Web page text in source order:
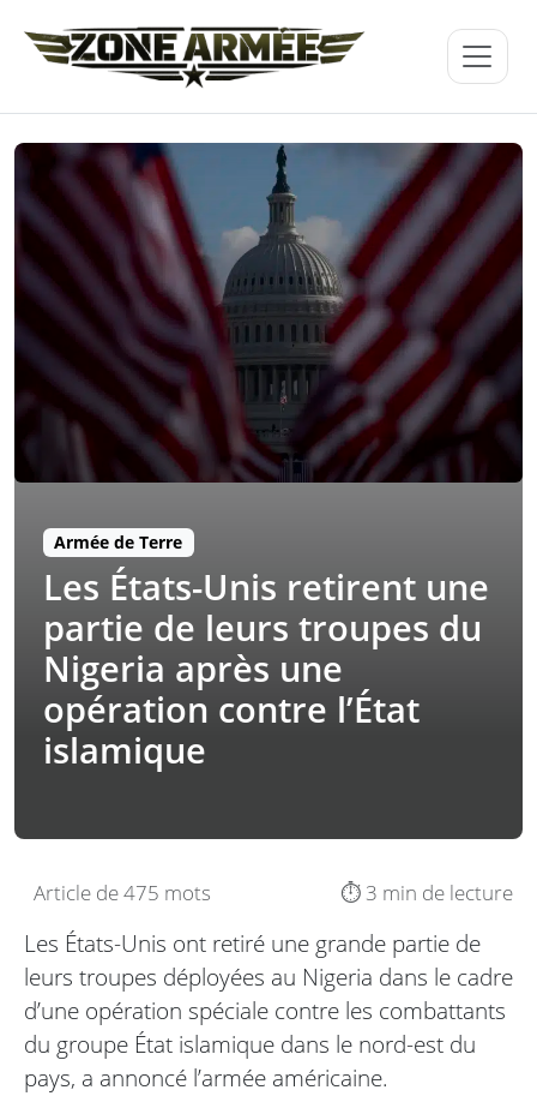
Armée de Terre
Les États-Unis retirent une
partie de leurs troupes du
Nigeria après une
opération contre l’État
islamique
Article de 475 mots ⏱️ 3 min de lecture
Les États-Unis ont retiré une grande partie de
leurs troupes déployées au Nigeria dans le cadre
d’une opération spéciale contre les combattants
du groupe État islamique dans le nord-est du
pays, a annoncé l’armée américaine.